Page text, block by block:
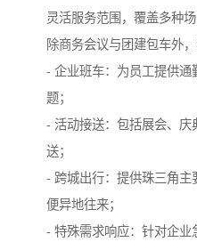
灵活服务范围，覆盖多种
除商务会议与团建包车外
- 企业班车：为员工提供通
题；
- 活动接送：包括展会、庆
送；
- 跨城出行：提供珠三角
便异地往来；
- 特殊需求响应：针对企